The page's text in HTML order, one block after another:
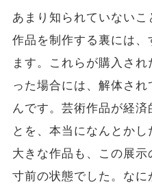
あまり知られていない
作品を制作する裏には、
ます。これらが購入さ
った場合には、解体さ
んです。芸術作品が経
とを、本当になんとか
大きな作品も、この展
寸前の状態でした。な